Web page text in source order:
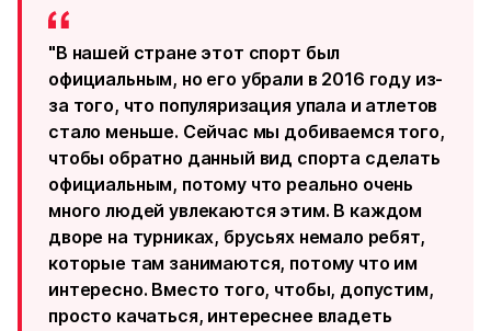
"В нашей стране этот спорт был
официальным, но его убрали в 2016 году из-
за того, что популяризация упала и атлетов
стало меньше. Сейчас мы добиваемся того,
чтобы обратно данный вид спорта сделать
официальным, потому что реально очень
много людей увлекаются этим. В каждом
дворе на турниках, брусьях немало ребят,
которые там занимаются, потому что им
интересно. Вместо того, чтобы, допустим,
просто качаться, интереснее владеть